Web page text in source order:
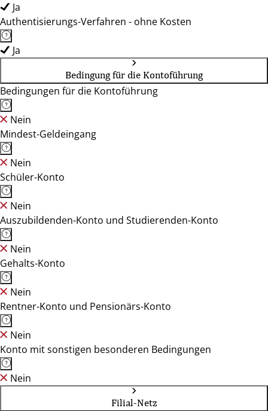
Ja
Authentisierungs-Verfahren - ohne Kosten
Ja
Bedingung für die Kontoführung
Bedingungen für die Kontoführung
Nein
Mindest-Geldeingang
Nein
Schüler-Konto
Nein
Auszubildenden-Konto und Studierenden-Konto
Nein
Gehalts-Konto
Nein
Rentner-Konto und Pensionärs-Konto
Nein
Konto mit sonstigen besonderen Bedingungen
Nein
Filial-Netz